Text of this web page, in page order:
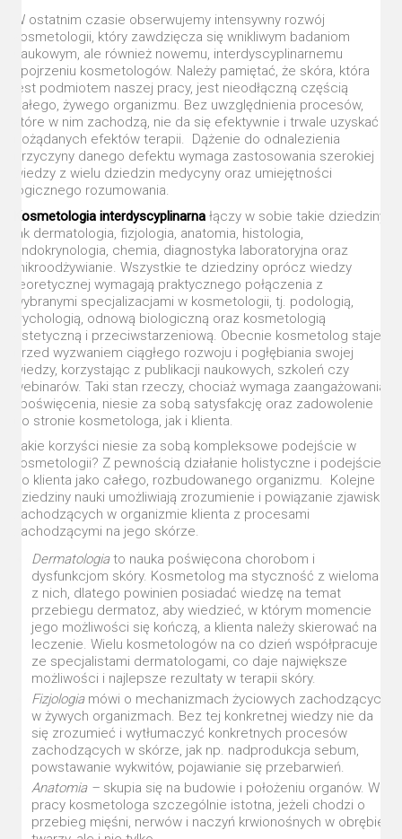
W ostatnim czasie obserwujemy intensywny rozwój
kosmetologii, który zawdzięcza się wnikliwym badaniom
naukowym, ale również nowemu, interdyscyplinarnemu
spojrzeniu kosmetologów. Należy pamiętać, że skóra, która
jest podmiotem naszej pracy, jest nieodłączną częścią
całego, żywego organizmu. Bez uwzględnienia procesów,
które w nim zachodzą, nie da się efektywnie i trwale uzyskać
pożądanych efektów terapii. Dążenie do odnalezienia
przyczyny danego defektu wymaga zastosowania szerokiej
wiedzy z wielu dziedzin medycyny oraz umiejętności
logicznego rozumowania.
Kosmetologia interdyscyplinarna łączy w sobie takie dziedziny,
jak dermatologia, fizjologia, anatomia, histologia,
endokrynologia, chemia, diagnostyka laboratoryjna oraz
mikroodżywianie. Wszystkie te dziedziny oprócz wiedzy
teoretycznej wymagają praktycznego połączenia z
wybranymi specjalizacjami w kosmetologii, tj. podologią,
trychologią, odnową biologiczną oraz kosmetologią
estetyczną i przeciwstarzeniową. Obecnie kosmetolog staje
przed wyzwaniem ciągłego rozwoju i pogłębiania swojej
wiedzy, korzystając z publikacji naukowych, szkoleń czy
webinarów. Taki stan rzeczy, chociaż wymaga zaangażowania
i poświęcenia, niesie za sobą satysfakcję oraz zadowolenie
po stronie kosmetologa, jak i klienta.
Jakie korzyści niesie za sobą kompleksowe podejście w
kosmetologii? Z pewnością działanie holistyczne i podejście
do klienta jako całego, rozbudowanego organizmu. Kolejne
dziedziny nauki umożliwiają zrozumienie i powiązanie zjawisk
zachodzących w organizmie klienta z procesami
zachodzącymi na jego skórze.
Dermatologiato nauka poświęcona chorobom i
dysfunkcjom skóry. Kosmetolog ma styczność z wieloma
z nich, dlatego powinien posiadać wiedzę na temat
przebiegu dermatoz, aby wiedzieć, w którym momencie
jego możliwości się kończą, a klienta należy skierować na
leczenie. Wielu kosmetologów na co dzień współpracuje
ze specjalistami dermatologami, co daje największe
możliwości i najlepsze rezultaty w terapii skóry.
Fizjologia mówi o mechanizmach życiowych zachodzących
w żywych organizmach. Bez tej konkretnej wiedzy nie da
się zrozumieć i wytłumaczyć konkretnych procesów
zachodzących w skórze, jak np. nadprodukcja sebum,
powstawanie wykwitów, pojawianie się przebarwień.
Anatomia – skupia się na budowie i położeniu organów. W
pracy kosmetologa szczególnie istotna, jeżeli chodzi o
przebieg mięśni, nerwów i naczyń krwionośnych w obrębie